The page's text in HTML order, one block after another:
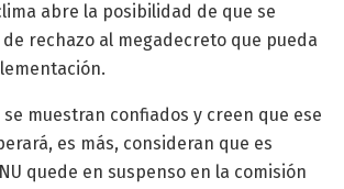
abre la posibilidad de que se
rechazo al megadecreto que pueda
se muestran confiados y creen que ese
es más, consideran que es
quede en suspenso en la comisión